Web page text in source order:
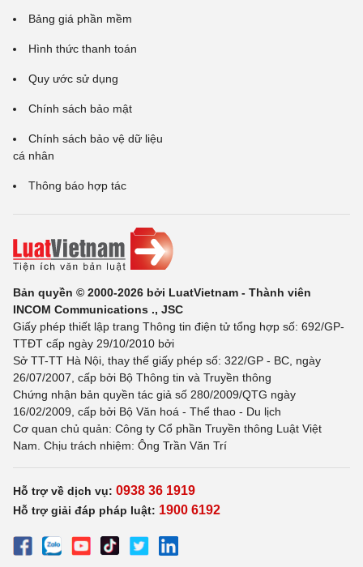
Bảng giá phần mềm
Hình thức thanh toán
Quy ước sử dụng
Chính sách bảo mật
Chính sách bảo vệ dữ liệu
cá nhân
Thông báo hợp tác
Bản quyền © 2000-2026 bởi LuatVietnam - Thành viên
INCOM Communications ., JSC
Giấy phép thiết lập trang Thông tin điện tử tổng hợp số: 692/GP-
TTĐT cấp ngày 29/10/2010 bởi
Sở TT-TT Hà Nội, thay thế giấy phép số: 322/GP - BC, ngày
26/07/2007, cấp bởi Bộ Thông tin và Truyền thông
Chứng nhận bản quyền tác giả số 280/2009/QTG ngày
16/02/2009, cấp bởi Bộ Văn hoá - Thể thao - Du lịch
Cơ quan chủ quản: Công ty Cổ phần Truyền thông Luật Việt
Nam. Chịu trách nhiệm: Ông Trần Văn Trí
Hỗ trợ về dịch vụ: 0938 36 1919
Hỗ trợ giải đáp pháp luật: 1900 6192